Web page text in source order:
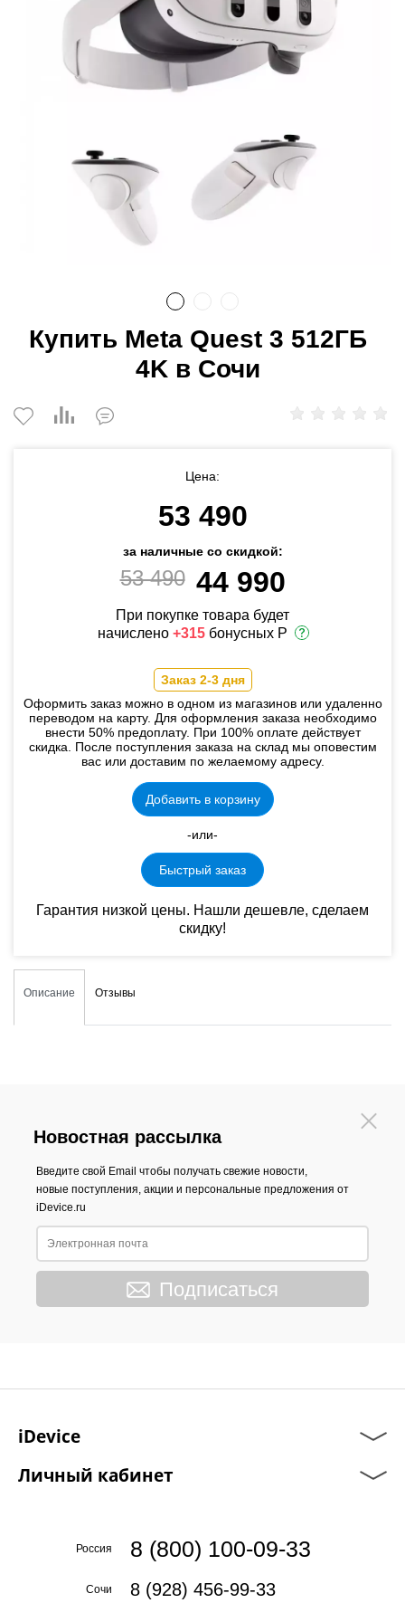
Купить Meta Quest 3 512ГБ
4K в Сочи
Цена:
53 490
за наличные со скидкой:
53 490 44 990
При покупке товара будет
начислено +315 бонусных Р
Заказ 2-3 дня
Оформить заказ можно в одном из магазинов или удаленно
переводом на карту. Для оформления заказа необходимо
внести 50% предоплату. При 100% оплате действует
скидка. После поступления заказа на склад мы оповестим
вас или доставим по желаемому адресу.
Добавить в корзину
-или-
Быстрый заказ
Гарантия низкой цены. Нашли дешевле, сделаем
скидку!
Описание Отзывы
Новостная рассылка
Введите свой Email чтобы получать свежие новости,
новые поступления, акции и персональные предложения от
iDevice.ru
Подписаться
iDevice
Личный кабинет
Россия 8 (800) 100-09-33
Сочи 8 (928) 456-99-33